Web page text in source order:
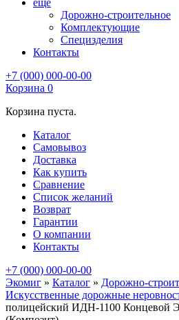
еще
Дорожно-строительное
Комплектующие
Специзделия
Контакты
+7 (000) 000-00-00
Корзина 0
Корзина пуста.
Каталог
Самовывоз
Доставка
Как купить
Сравнение
Список желаний
Возврат
Гарантии
О компании
Контакты
+7 (000) 000-00-00
Экомиг » Каталог » Дорожно-
Искусственные дорожные
полицейский ИДН-1100 Концевой